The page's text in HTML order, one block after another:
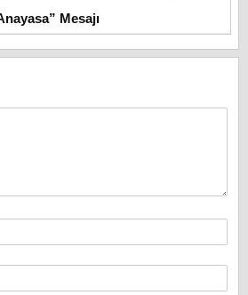
Mesajı